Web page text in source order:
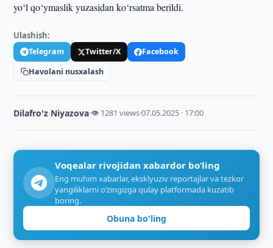
yo‘l qo‘ymaslik yuzasidan ko‘rsatma berildi.
Ulashish:
Telegram Twitter/X
Facebook
Havolani nusxalash
Dilafro'z Niyazova·👁 1281 views·07.05.2025 · 17:00
Voqealar rivojidan xabardor bo‘ling
Eng muhim xabarlar, eksklyuziv reportajlar va tezkor
yangiliklarni o‘zingizga qulay platformada kuzatib
boring.
Obuna bo'ling